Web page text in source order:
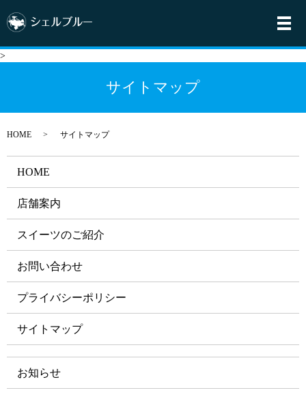
メ
>
サイトマップ
HOME サイトマップ
HOME
店舗案内
スイーツのご紹介
お問い合わせ
プライバシーポリシー
サイトマップ
お知らせ